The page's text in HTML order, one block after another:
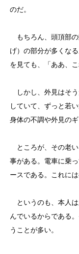
のだ。
もちろん、頭頂部の
げ）の部分が多くな
を見ても、「ああ、
しかし、外見はそう
していて、ずっと若
身体の不調や外見の
ところが、その老
事がある。電車に乗
ースである。これには
というのも、本人は
んでいるからである
うことが多い。